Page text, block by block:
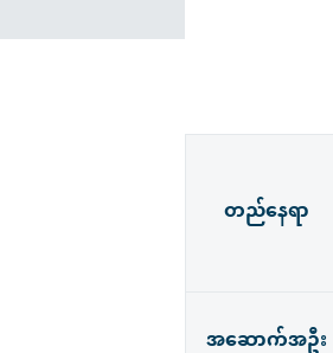
တည်နေရာ
အဆောက်အဦး